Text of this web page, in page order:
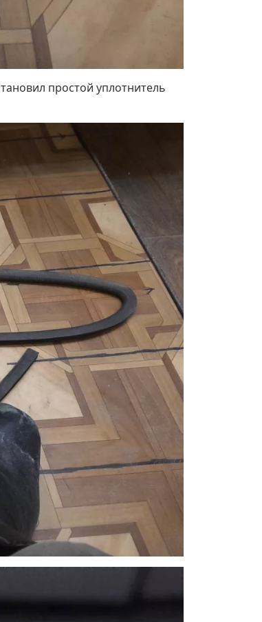
простой уплотнитель